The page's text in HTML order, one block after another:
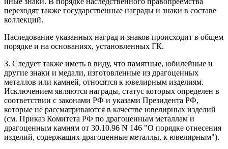
переходят также государственные награды и знаки в составе
коллекций.
Наследование указанных наград и знаков происходит в общем
порядке и на основаниях, установленных ГК.
3. Следует также иметь в виду, что памятные, юбилейные и
другие знаки и медали, изготовленные из драгоценных
металлов или камней, относятся к ювелирным изделиям.
Исключением являются награды, статус которых определен в
соответствии с законами РФ и указами Президента РФ,
которые не рассматриваются в качестве ювелирных изделий
(см. Приказ Комитета РФ по драгоценным металлам и
драгоценным камням от 30.10.96 N 146 "О порядке отнесения
изделий, содержащих драгоценные металлы, к ювелирным").